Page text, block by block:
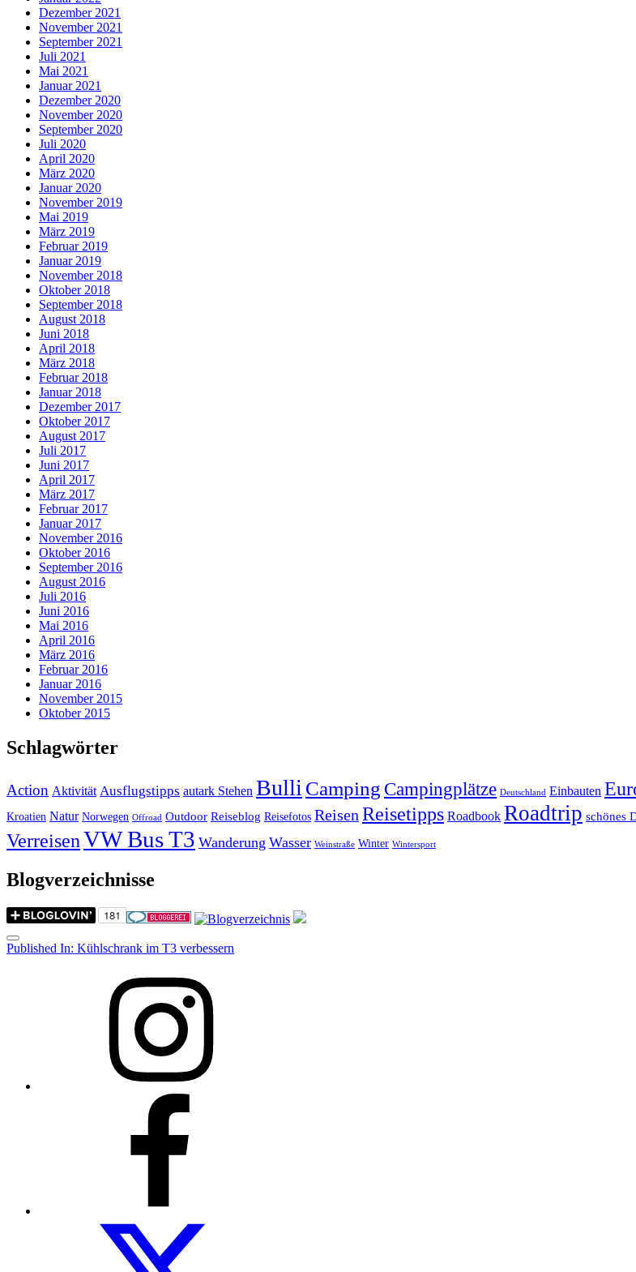
Dezember 2021
November 2021
September 2021
Juli 2021
Mai 2021
Januar 2021
Dezember 2020
November 2020
September 2020
Juli 2020
April 2020
März 2020
Januar 2020
November 2019
Mai 2019
März 2019
Februar 2019
Januar 2019
November 2018
Oktober 2018
September 2018
August 2018
Juni 2018
April 2018
März 2018
Februar 2018
Januar 2018
Dezember 2017
Oktober 2017
August 2017
Juli 2017
Juni 2017
April 2017
März 2017
Februar 2017
Januar 2017
November 2016
Oktober 2016
September 2016
August 2016
Juli 2016
Juni 2016
Mai 2016
April 2016
März 2016
Februar 2016
Januar 2016
November 2015
Oktober 2015
Schlagwörter
Action Aktivität Ausflugstipps autark Stehen BulliCamping Campingplätze Deutschland Einbauten
Kroatien Natur Norwegen Offroad Outdoor Reiseblog Reisefotos ReisenReisetipps Roadbook Roadtrip schönes
VerreisenVW Bus T3 Wanderung Wasser Weinstraße Winter Wintersport
Blogverzeichnisse
Menu
Post
Published In: Kühlschrank im T3 verbessern